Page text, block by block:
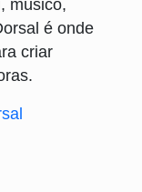
músico,
é onde
criar